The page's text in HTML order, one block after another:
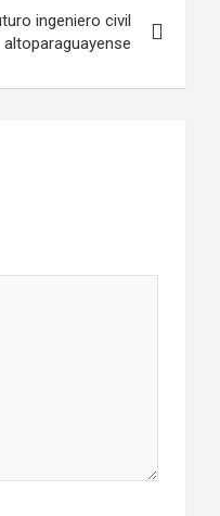
ingeniero civil
altoparaguayense